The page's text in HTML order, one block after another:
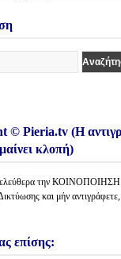
© Pieria.tv (Η
κλοπή)
ελεύθερα την
και μήν
επίσης: